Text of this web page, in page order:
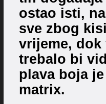
ostao isti,
sve zbog
vrijeme, dok
trebalo bi
plava boja
matrix.